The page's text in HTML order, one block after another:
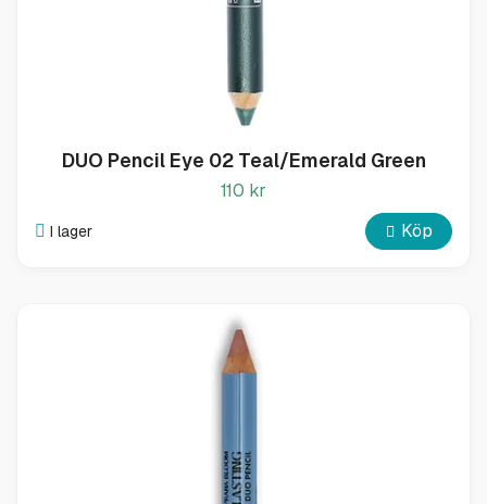
DUO Pencil Eye 02 Teal/Emerald Green
110 kr
I lager Köp